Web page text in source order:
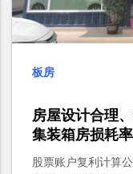
板房
房屋设计合理
集装箱房损耗率
股票账户复利计算